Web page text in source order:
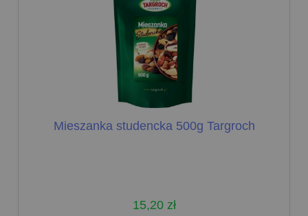
Mieszanka studencka 500g Targroch
15,20 zł